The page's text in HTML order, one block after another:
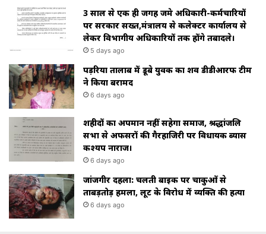
3 साल से एक ही जगह जमे अधिकारी-कर्मचारियों
पर सरकार सख्त,मंत्रालय से कलेक्टर कार्यालय से
लेकर विभागीय अधिकारियों तक होंगे तबादले।
5 days ago
पड़रिया तालाब में डूबे युवक का शव डीडीआरफ टीम
ने किया बरामद
6 days ago
शहीदों का अपमान नहीं सहेगा समाज, श्रद्धांजलि
सभा से अफसरों की गैरहाजिरी पर विधायक ब्यास
कश्यप नाराज।
6 days ago
जांजगीर दहला: चलती बाइक पर चाकुओं से
ताबड़तोड़ हमला, लूट के विरोध में व्यक्ति की हत्या
6 days ago